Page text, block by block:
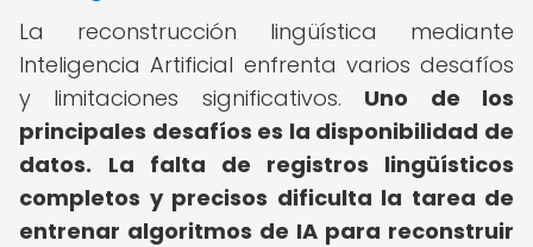
La reconstrucción lingüística mediante
Inteligencia Artificial enfrenta varios desafíos
y limitaciones significativos. Uno de los
principales desafíos es la disponibilidad de
datos.
La falta de registros lingüísticos
completos y precisos dificulta la tarea de
entrenar algoritmos de IA para reconstruir